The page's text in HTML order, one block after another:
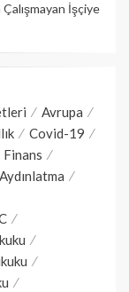
İşçiye
Avrupa
Covid-19
Finans